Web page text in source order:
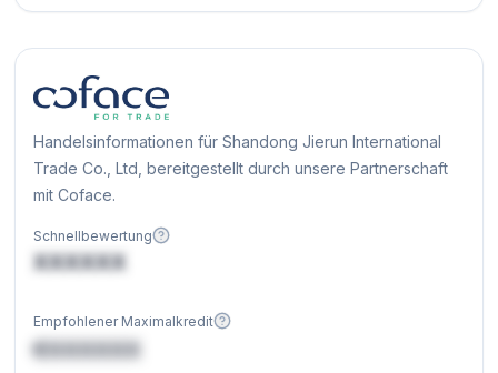
Handelsinformationen für Shandong Jierun International
Trade Co., Ltd, bereitgestellt durch unsere Partnerschaft
mit Coface.
Schnellbewertung
XXXXXX
Empfohlener Maximalkredit
€XXXXXX